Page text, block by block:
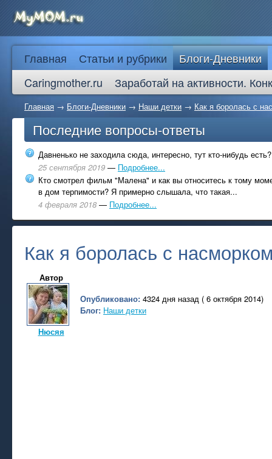
Главная Статьи и рубрики
Блоги-Дневники
Caringmother.ru
Заработай на активности.
Главная → Блоги-Дневники → Наши детки → Как я боролась с
Последние вопросы-ответы
Давненько не заходила сюда, интересно, тут кто-нибудь есть?
25 сентября 2019 — Подробнее...
Кто смотрел фильм "Малена" и как вы относитесь к тому
в дом терпимости? Я примерно слышала, что такая...
4 февраля 2018 — Подробнее...
Как я боролась с
Автор
Нюсяя
Опубликовано: 4324 дня назад ( 6 октября 2014)
Блог: Наши детки